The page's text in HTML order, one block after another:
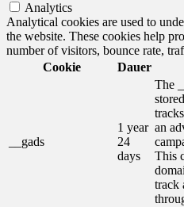
Analytics
Analytical cookies are used to
the website. These cookies help
number of visitors, bounce rate,
Cookie
Dauer
__gads
1 year
24
days
The
an
This
track